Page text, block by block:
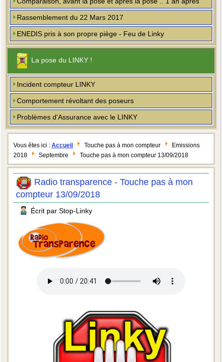
Rassemblement du 22 Mars 2017
ENEDIS pris à son propre piège - Feu de Linky
La pose du LINKY !
Incident compteur LINKY
Comportement révoltant des poseurs
Problèmes d'Assurance avec le LINKY
Vous êtes ici :Accueil Touche pas à mon compteur
Emissions
2018
Septembre Touche pas à mon compteur 13/09/2018
Radio transparence - Touche pas à mon
compteur 13/09/2018
Écrit par Stop-Linky